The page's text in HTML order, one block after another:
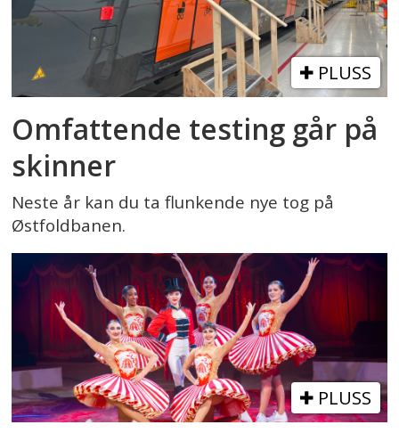
PLUSS
Omfattende testing går på
skinner
Neste år kan du ta flunkende nye tog på
Østfoldbanen.
PLUSS